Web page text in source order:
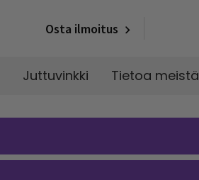
Osta ilmoitus
Juttuvinkki Tietoa meistä